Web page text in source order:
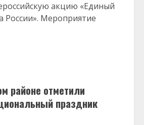
акцию «Единый
России». Мероприятие
районе отметили
праздник